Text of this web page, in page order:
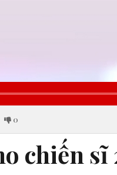
0
chiến sĩ